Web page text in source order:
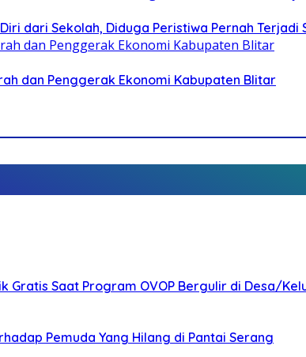
dari Sekolah, Diduga Peristiwa Pernah Terjadi
dan Penggerak Ekonomi Kabupaten Blitar
Gratis Saat Program OVOP Bergulir di Desa/
Pemuda Yang Hilang di Pantai Serang